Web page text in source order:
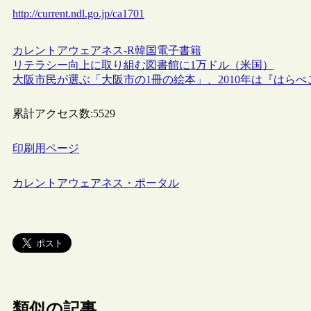
http://current.ndl.go.jp/ca1701
カレントアウェアネス-R韓国 電子書籍
リテラシー向上に取り組む図書館に1万ドル（米国）
大阪市民が選ぶ「大阪市の1冊の絵本」、2010年は『はら
累計アクセス数:5529
印刷用ページ
カレントアウェアネス・ポータル